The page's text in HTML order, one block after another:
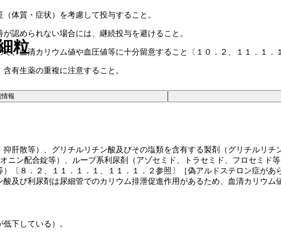
体質・症状）を考慮して投与すること。
認められない場合には、継続投与を避けること。
、血清カリウム値や血圧値等に十分留意すること〔１０．２、１１．１．
有生薬の重複に注意すること。
肝散等）、グリチルリチン酸及びその塩類を含有する製剤（グリチルリ
ニン配合錠等）、ループ系利尿剤（アゾセミド、トラセミド、フロセミド
〔８．２、１１．１．１、１１．１．２参照〕［偽アルドステロン症が
及び利尿剤は尿細管でのカリウム排泄促進作用があるため、血清カリウム
下している）。
粒
報